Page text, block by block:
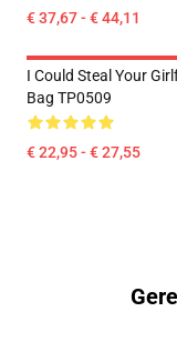
€ 37,67 - € 44,11
I Could Steal Your
Bag TP0509
€ 22,95 - € 27,55